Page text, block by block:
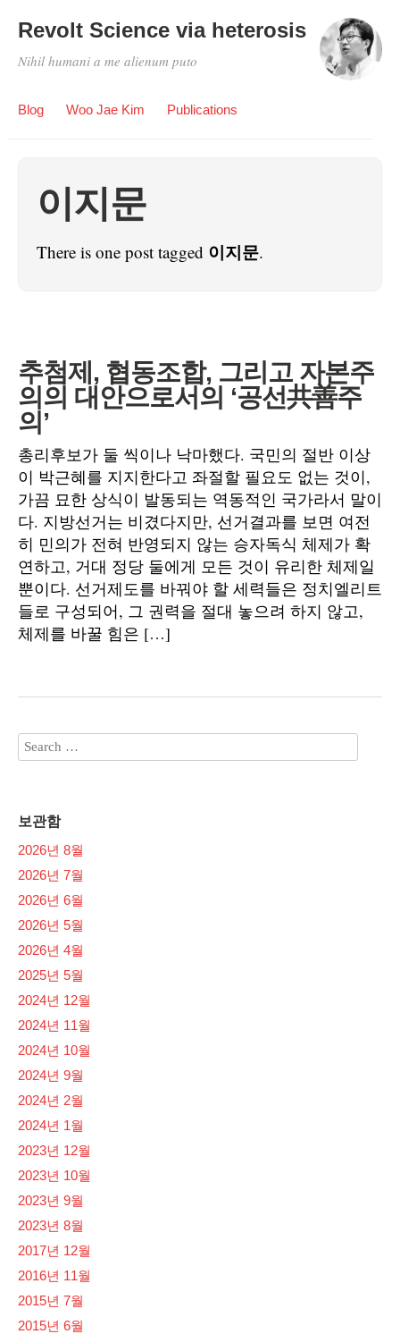
Revolt Science via heterosis
Nihil humani a me alienum puto
Blog Woo Jae Kim Publications
이지문
There is one post tagged 이지문.
추첨제, 협동조합, 그리고 자본주
의의 대안으로서의 ‘공선共善주
의’
총리후보가 둘 씩이나 낙마했다. 국민의 절반 이상
이 박근혜를 지지한다고 좌절할 필요도 없는 것이,
가끔 묘한 상식이 발동되는 역동적인 국가라서 말이
다. 지방선거는 비겼다지만, 선거결과를 보면 여전
히 민의가 전혀 반영되지 않는 승자독식 체제가 확
연하고, 거대 정당 둘에게 모든 것이 유리한 체제일
뿐이다. 선거제도를 바꿔야 할 세력들은 정치엘리트
들로 구성되어, 그 권력을 절대 놓으려 하지 않고,
체제를 바꿀 힘은 […]
보관함
2026년 8월
2026년 7월
2026년 6월
2026년 5월
2026년 4월
2025년 5월
2024년 12월
2024년 11월
2024년 10월
2024년 9월
2024년 2월
2024년 1월
2023년 12월
2023년 10월
2023년 9월
2023년 8월
2017년 12월
2016년 11월
2015년 7월
2015년 6월